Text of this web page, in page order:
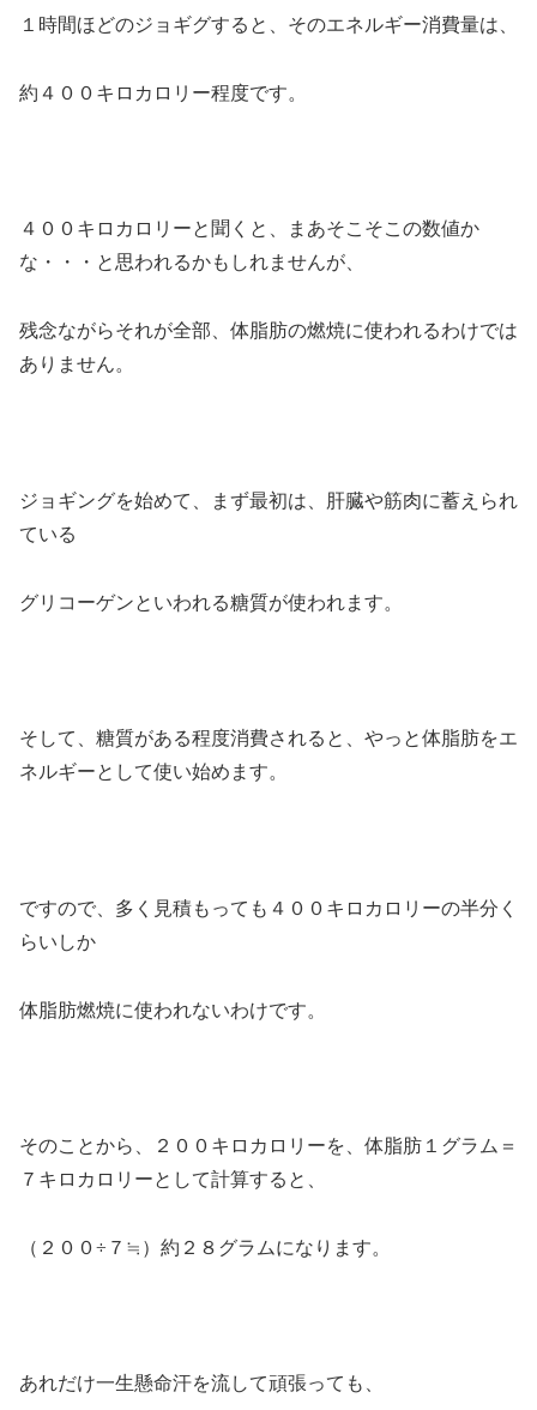
１時間ほどのジョギグすると、そのエネルギー消費量は、
約４００キロカロリー程度です。
４００キロカロリーと聞くと、まあそこそこの数値か
な・・・と思われるかもしれませんが、
残念ながらそれが全部、体脂肪の燃焼に使われるわけでは
ありません。
ジョギングを始めて、まず最初は、肝臓や筋肉に蓄えられ
ている
グリコーゲンといわれる糖質が使われます。
そして、糖質がある程度消費されると、やっと体脂肪をエ
ネルギーとして使い始めます。
ですので、多く見積もっても４００キロカロリーの半分く
らいしか
体脂肪燃焼に使われないわけです。
そのことから、２００キロカロリーを、体脂肪１グラム＝
７キロカロリーとして計算すると、
（２００÷７≒）約２８グラムになります。
あれだけ一生懸命汗を流して頑張っても、